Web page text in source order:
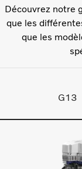
Découvrez notre
que les
que les
G13